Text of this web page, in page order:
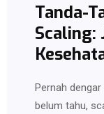
Tanda-
Scaling:
Pernah
belum tahu,